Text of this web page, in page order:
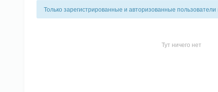
Только зарегистрированные и авторизованные пользователи
Тут ничего нет